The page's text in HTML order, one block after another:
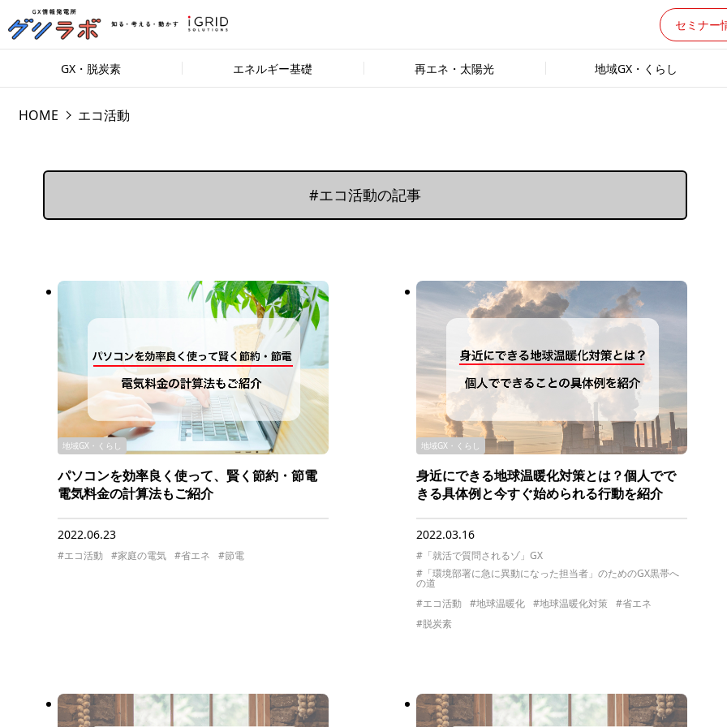
セミナー
GX・脱炭素 エネルギー基礎 再エネ・太陽光 地域GX・くらし
HOME エコ活動
#エコ活動の記事
地域GX・くらし
パソコンを効率良く使って、賢く節約・節電
電気料金の計算法もご紹介
2022.06.23
#エコ活動 #家庭の電気 #省エネ #節電
地域GX・くらし
身近にできる地球温暖化対策とは？個人でで
きる具体例と今すぐ始められる行動を紹介
2022.03.16
#「就活で質問されるゾ」GX
#「環境部署に急に異動になった担当者」のためのGX黒帯へ
の道
#エコ活動
#地球温暖化 #地球温暖化対策
#省エネ
#脱炭素